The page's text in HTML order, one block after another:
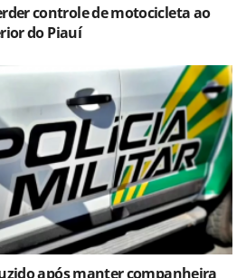
controle de motocicleta ao
do Piauí
após manter companheira